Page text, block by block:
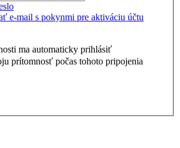
e-mail s pokynmi pre aktiváciu účtu
ma automaticky prihlásiť
prítomnosť počas tohoto pripojenia